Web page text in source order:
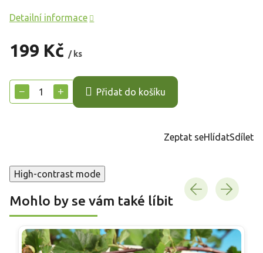
199 Kč / ks
cena:
+
− Přidat do košíku
Detailní informace
Zeptat seHlídatSdílet
High-contrast mode
Mohlo by se vám také líbit